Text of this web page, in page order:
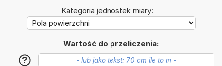
Kategoria jednostek miary:
Wartość do przeliczenia:
?